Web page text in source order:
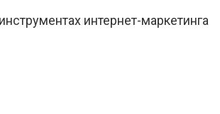
интернет-маркетинга